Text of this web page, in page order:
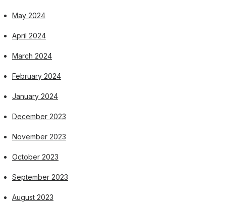
May 2024
April 2024
March 2024
February 2024
January 2024
December 2023
November 2023
October 2023
September 2023
August 2023